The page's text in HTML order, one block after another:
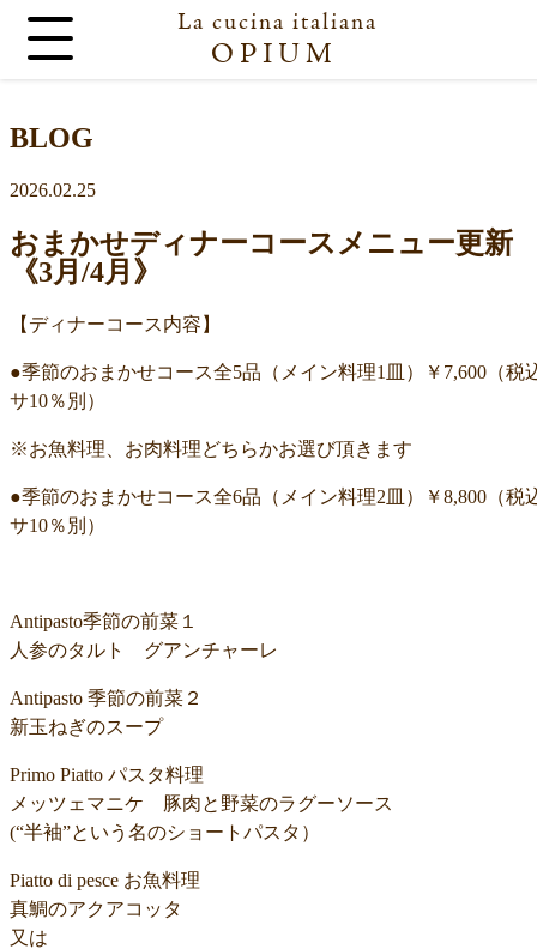
La cucina italiana
OPIUM
BLOG
2026.02.25
おまかせディナーコースメニュー更新
《3月/4月》
【ディナーコース内容】
●季節のおまかせコース全5品（メイン料理1皿）￥7,600（税
サ10％別）
※お魚料理、お肉料理どちらかお選び頂きます
●季節のおまかせコース全6品（メイン料理2皿）￥8,800（税
サ10％別）
Antipasto季節の前菜１
人参のタルト グアンチャーレ
Antipasto 季節の前菜２
新玉ねぎのスープ
Primo Piatto パスタ料理
メッツェマニケ 豚肉と野菜のラグーソース
(“半袖”という名のショートパスタ）
Piatto di pesce お魚料理
真鯛のアクアコッタ
又は